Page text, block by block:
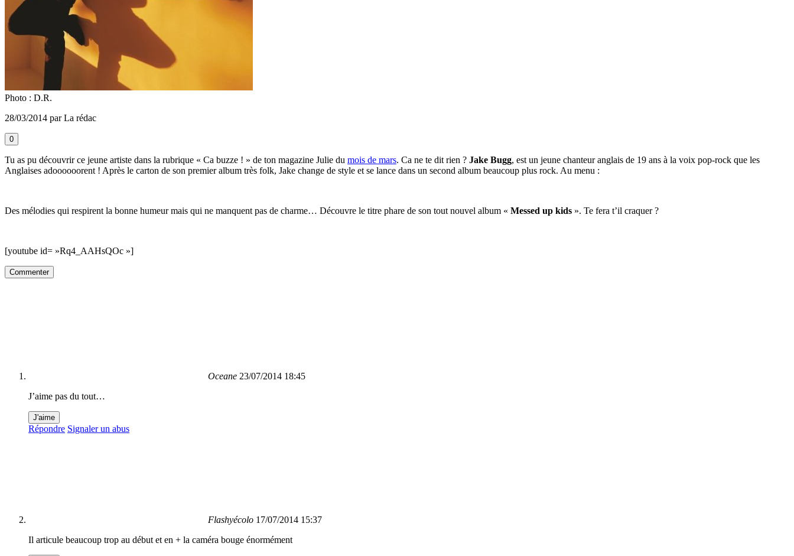
Photo : D.R.
28/03/2014 par La rédac
0
Tu as pu découvrir ce jeune artiste dans la rubrique « Ca buzze ! » de ton magazine Julie du mois de mars. Ca ne te dit rien ? Jake Bugg, est un jeune chanteur anglais de 19 ans à la voix pop-rock que les
Anglaises adoooooorent ! Après le carton de son premier album très folk, Jake change de style et se lance dans un second album beaucoup plus rock. Au menu :
Des mélodies qui respirent la bonne humeur mais qui ne manquent pas de charme… Découvre le titre phare de son tout nouvel album « Messed up kids ». Te fera t’il craquer ?
[youtube id= »Rq4_AAHsQOc »]
Commenter
Oceane 23/07/2014 18:45
J’aime pas du tout…
J'aime
Répondre Signaler un abus
Flashyécolo 17/07/2014 15:37
Il articule beaucoup trop au début et en + la caméra bouge énormément